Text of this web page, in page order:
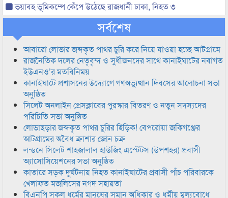
ভয়াবহ ভূমিকম্পে কেঁপে উঠেছে রাজধানী ঢাকা, নিহত ৩
সর্বশেষ
আবারো লোভার জব্দকৃত পাথর চুরি করে নিয়ে যাওয়া হচ্ছে আটগ্রামে
রাজনৈতিক দলের নেতৃবৃন্দ ও সুধীজনদের সাথে কানাইঘাটের নবাগত
ইউএনও’র মতবিনিময়
কানাইঘাটে প্রশাসনের উদ্যোগে গণঅভ্যুত্থান দিবসের আলোচনা সভা
অনুষ্ঠিত
সিলেট অনলাইন প্রেসক্লাবের পুরস্কার বিতরণ ও নতুন সদস্যদের
পরিচিতি সভা অনুষ্ঠিত
লোভাছড়ার জব্দকৃত পাথর চুরির হিড়িক! বেপরোয়া জকিগঞ্জের
আটগ্রামের অবৈধ ক্রাশার জোন চক্র
লন্ডনে সিলেট শাহজালাল হাউজিং এস্টেটস (উপশহর) প্রবাসী
অ্যাসোসিয়েশনের সভা অনুষ্ঠিত
কাতারে সড়ক দুর্ঘটনায় নিহত কানাইঘাটের প্রবাসী পাঁচ পরিবারকে
খেলাফত মজলিসের নগদ সহায়তা
বিএনপি সকল ধর্মের মানুষের সমান অধিকার ও ধর্মীয় মুল্যবোধে